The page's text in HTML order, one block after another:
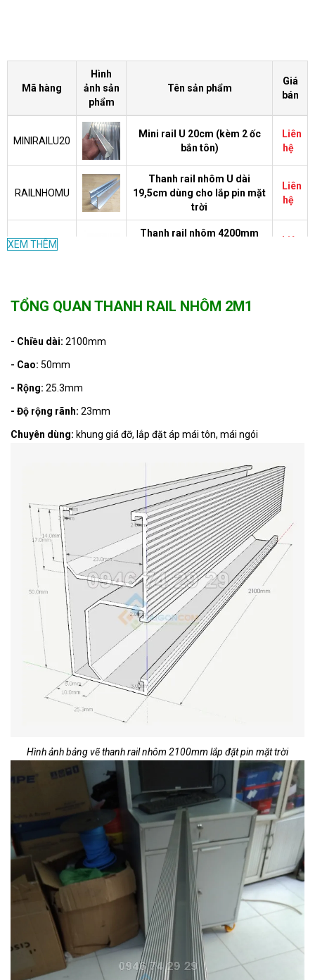
Mã hàng
Hình
ảnh sản
phẩm
Tên sản phẩm
Giá
bán
MINIRAILU20
Mini rail U 20cm (kèm 2 ốc
bắn tôn)
Liên
hệ
RAILNHOMU
Thanh rail nhôm U dài
19,5cm dùng cho lắp pin mặt
trời
Liên
hệ
RAIL-4m2
Thanh rail nhôm 4200mm
Liên
XEM THÊM
TỔNG QUAN THANH RAIL NHÔM 2M1
- Chiều dài: 2100mm
- Cao: 50mm
- Rộng: 25.3mm
- Độ rộng rãnh: 23mm
Chuyên dùng: khung giá đỡ, lắp đặt áp mái tôn, mái ngói
Hình ảnh bảng vẽ thanh rail nhôm 2100mm lắp đặt pin mặt trời